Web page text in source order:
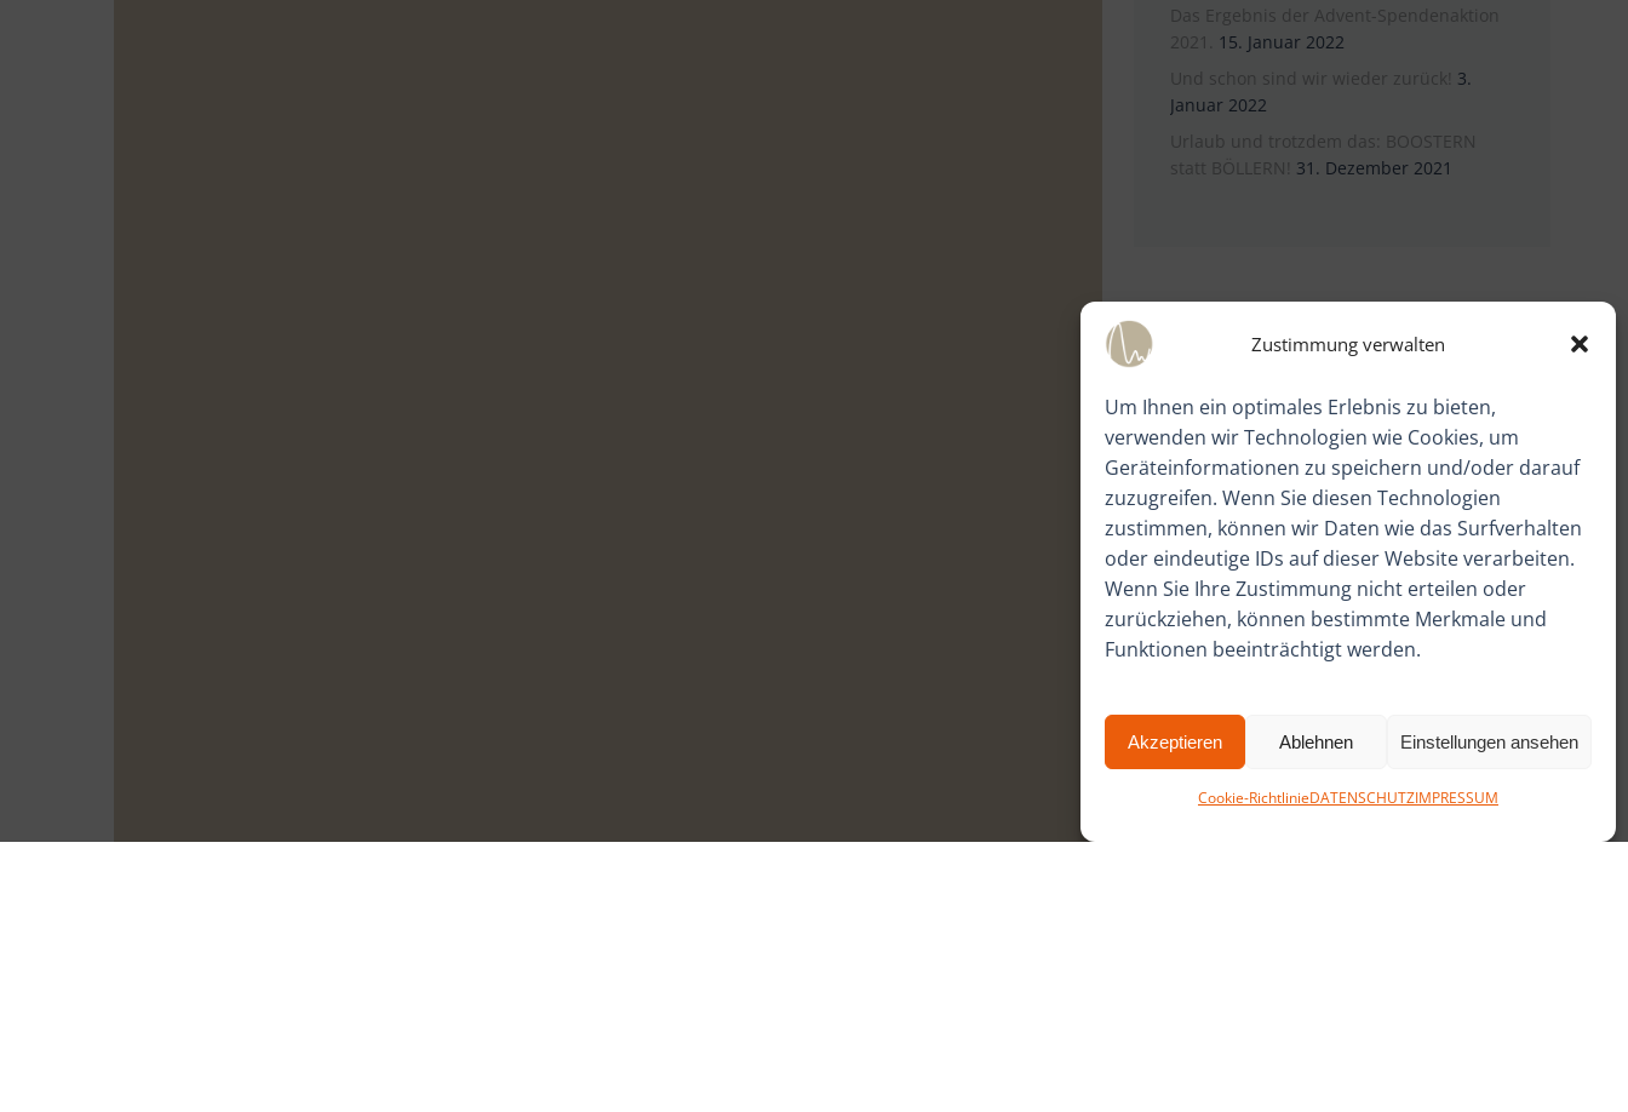
Zustimmung verwalten
Um Ihnen ein optimales Erlebnis zu bieten,
verwenden wir Technologien wie Cookies, um
Geräteinformationen zu speichern und/oder darauf
zuzugreifen. Wenn Sie diesen Technologien
zustimmen, können wir Daten wie das Surfverhalten
oder eindeutige IDs auf dieser Website verarbeiten.
Wenn Sie Ihre Zustimmung nicht erteilen oder
zurückziehen, können bestimmte Merkmale und
Funktionen beeinträchtigt werden.
Akzeptieren Ablehnen Einstellungen ansehen
Cookie-RichtlinieDATENSCHUTZIMPRESSUM
Das Ergebnis der Advent-Spendenaktion
2021.
15. Januar 2022
Und schon sind wir wieder zurück! 3.
Januar 2022
Urlaub und trotzdem das: BOOSTERN
statt BÖLLERN! 31. Dezember 2021